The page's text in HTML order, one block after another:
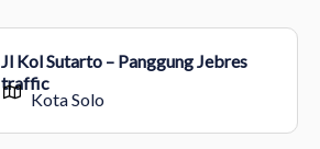
Jl Kol Sutarto – Panggung Jebres
traffic
Kota Solo